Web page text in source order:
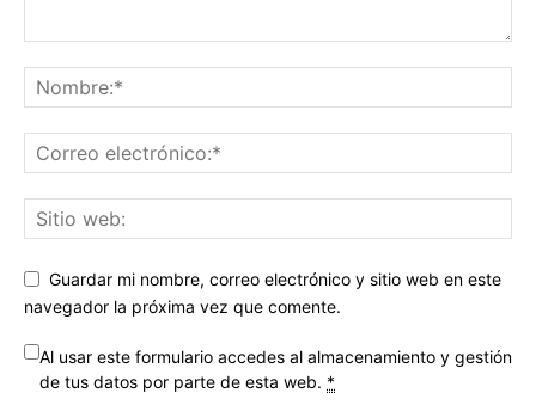
Guardar mi nombre, correo electrónico y sitio web en este
navegador la próxima vez que comente.
Al usar este formulario accedes al almacenamiento y gestión
de tus datos por parte de esta web. *